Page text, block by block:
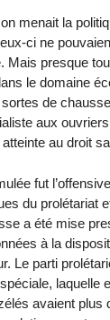
menait la
ci ne
Mais presque
le domaine
de
aux
au droit
fut
du prolétariat
a été mise
à la
Le parti
spéciale,
avaient plus